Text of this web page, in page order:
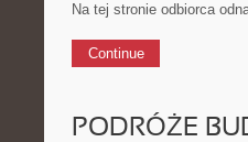
Na tej stronie odbiorca
Continue
PODRÓŻE